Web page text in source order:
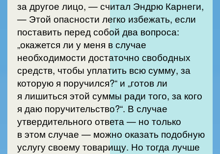
за другое лицо, — считал Эндрю Карнеги,
— Этой опасности легко избежать, если
поставить перед собой два вопроса:
„окажется ли у меня в случае
необходимости достаточно свободных
средств, чтобы уплатить всю сумму, за
которую я поручился?“ и „готов ли
я лишиться этой суммы ради того, за кого
я даю поручительство?“. В случае
утвердительного ответа — но только
в этом случае — можно оказать подобную
услугу своему товарищу. Но тогда лучше